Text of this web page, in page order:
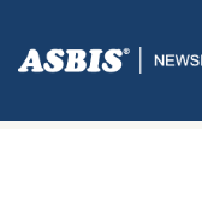
Tag:CloudFest